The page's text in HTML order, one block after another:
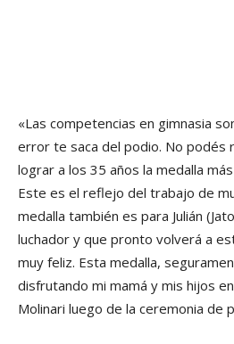
«Las competencias en gimnasia
error te saca del podio. No podés
lograr a los 35 años la medalla
Este es el reflejo del trabajo de
medalla también es para Julián
luchador y que pronto volverá a
muy feliz. Esta medalla,
disfrutando mi mamá y mis hijos
Molinari luego de la ceremonia de